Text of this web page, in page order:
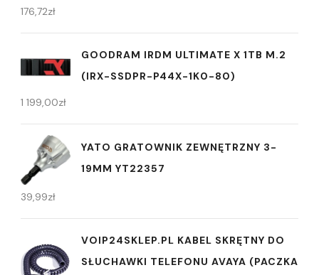
176,72zł
GOODRAM IRDM ULTIMATE X 1TB M.2
(IRX-SSDPR-P44X-1K0-80)
1 199,00zł
YATO GRATOWNIK ZEWNĘTRZNY 3-
19MM YT22357
39,99zł
VOIP24SKLEP.PL KABEL SKRĘTNY DO
SŁUCHAWKI TELEFONU AVAYA (PACZKA